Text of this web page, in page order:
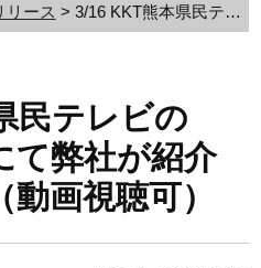
リース > 3/16 KKT熊本県民テレビの「てれビタ」にて弊社が紹介されました！（動画視聴可）
民テレビの
て弊社が紹介
画視聴可）